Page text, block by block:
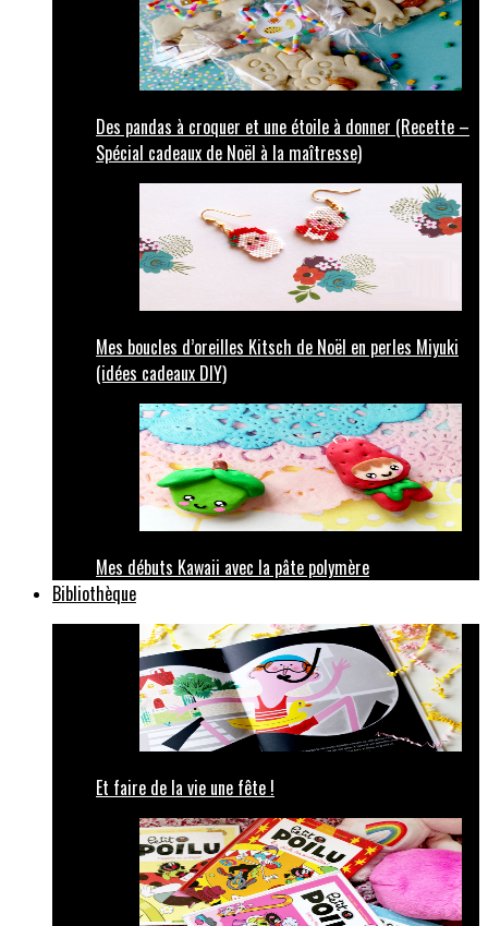
Des pandas à croquer et une étoile à donner (Recette –
Spécial cadeaux de Noël à la maîtresse)
Mes boucles d’oreilles Kitsch de Noël en perles Miyuki
(idées cadeaux DIY)
Mes débuts Kawaii avec la pâte polymère
Bibliothèque
Et faire de la vie une fête !